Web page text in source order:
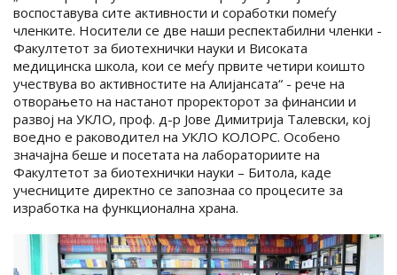
вoспоставува сите активности и соработки помеѓу
членките. Носители се две наши респектабилни членки -
Факултетот за биотехнички науки и Високата
медицинска школа, кои се меѓу првите четири коишто
учествува во активностите на Алијансата“ - рече на
отворањето на настанот проректорот за финансии и
развој на УКЛО, проф. д-р Јове Димитрија Талевски, кој
воедно е раководител на УКЛО КОЛОРС. Особено
значајна беше и посетата на лабораториите на
Факултетот за биотехнички науки – Битола, каде
учесниците директно се запознаа со процесите за
изработка на функционална храна.